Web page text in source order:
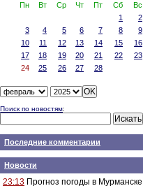
Пн
Вт Ср Чт Пт Сб
Вс
1
2
3
4 5 6 7 8
9
10
11 12 13 14 15
16
17
18 19 20 21 22
23
24
25 26 27 28
Поиск по новостям:
Последние комментарии
Новости
23:13 Прогноз погоды в Мурманске